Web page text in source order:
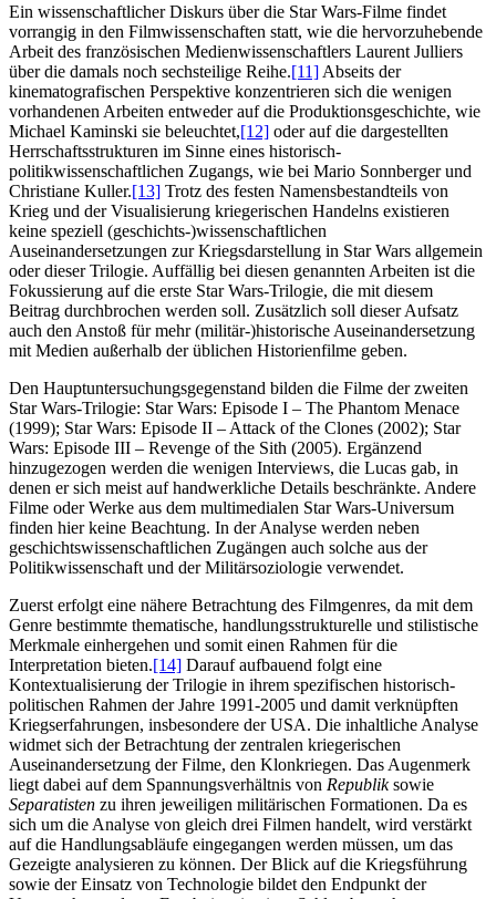
Ein wissenschaftlicher Diskurs über die Star Wars-Filme findet
vorrangig in den Filmwissenschaften statt, wie die hervorzuhebende
Arbeit des französischen Medienwissenschaftlers Laurent Julliers
über die damals noch sechsteilige Reihe.[11] Abseits der
kinematografischen Perspektive konzentrieren sich die wenigen
vorhandenen Arbeiten entweder auf die Produktionsgeschichte, wie
Michael Kaminski sie beleuchtet,[12] oder auf die dargestellten
Herrschaftsstrukturen im Sinne eines historisch-
politikwissenschaftlichen Zugangs, wie bei Mario Sonnberger und
Christiane Kuller.[13] Trotz des festen Namensbestandteils von
Krieg und der Visualisierung kriegerischen Handelns existieren
keine speziell (geschichts-)wissenschaftlichen
Auseinandersetzungen zur Kriegsdarstellung in Star Wars allgemein
oder dieser Trilogie. Auffällig bei diesen genannten Arbeiten ist die
Fokussierung auf die erste Star Wars-Trilogie, die mit diesem
Beitrag durchbrochen werden soll. Zusätzlich soll dieser Aufsatz
auch den Anstoß für mehr (militär‑)historische Auseinandersetzung
mit Medien außerhalb der üblichen Historienfilme geben.
Den Hauptuntersuchungsgegenstand bilden die Filme der zweiten
Star Wars-Trilogie: Star Wars: Episode I – The Phantom Menace
(1999); Star Wars: Episode II – Attack of the Clones (2002); Star
Wars: Episode III – Revenge of the Sith (2005). Ergänzend
hinzugezogen werden die wenigen Interviews, die Lucas gab, in
denen er sich meist auf handwerkliche Details beschränkte. Andere
Filme oder Werke aus dem multimedialen Star Wars-Universum
finden hier keine Beachtung. In der Analyse werden neben
geschichtswissenschaftlichen Zugängen auch solche aus der
Politikwissenschaft und der Militärsoziologie verwendet.
Zuerst erfolgt eine nähere Betrachtung des Filmgenres, da mit dem
Genre bestimmte thematische, handlungsstrukturelle und stilistische
Merkmale einhergehen und somit einen Rahmen für die
Interpretation bieten.[14] Darauf aufbauend folgt eine
Kontextualisierung der Trilogie in ihrem spezifischen historisch-
politischen Rahmen der Jahre 1991-2005 und damit verknüpften
Kriegserfahrungen, insbesondere der USA. Die inhaltliche Analyse
widmet sich der Betrachtung der zentralen kriegerischen
Auseinandersetzung der Filme, den Klonkriegen. Das Augenmerk
liegt dabei auf dem Spannungsverhältnis von Republiksowie
Separatisten zu ihren jeweiligen militärischen Formationen. Da es
sich um die Analyse von gleich drei Filmen handelt, wird verstärkt
auf die Handlungsabläufe eingegangen werden müssen, um das
Gezeigte analysieren zu können. Der Blick auf die Kriegsführung
sowie der Einsatz von Technologie bildet den Endpunkt der